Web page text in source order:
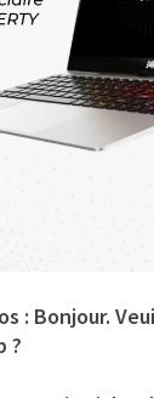
: Bonjour.
?